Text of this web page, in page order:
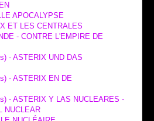
APOCALYPSE
ET LES CENTRALES
- CONTRE L'EMPIRE DE
- ASTERIX UND DAS
- ASTERIX EN DE
- ASTERIX Y LAS NUCLEARES -
NUCLEAR